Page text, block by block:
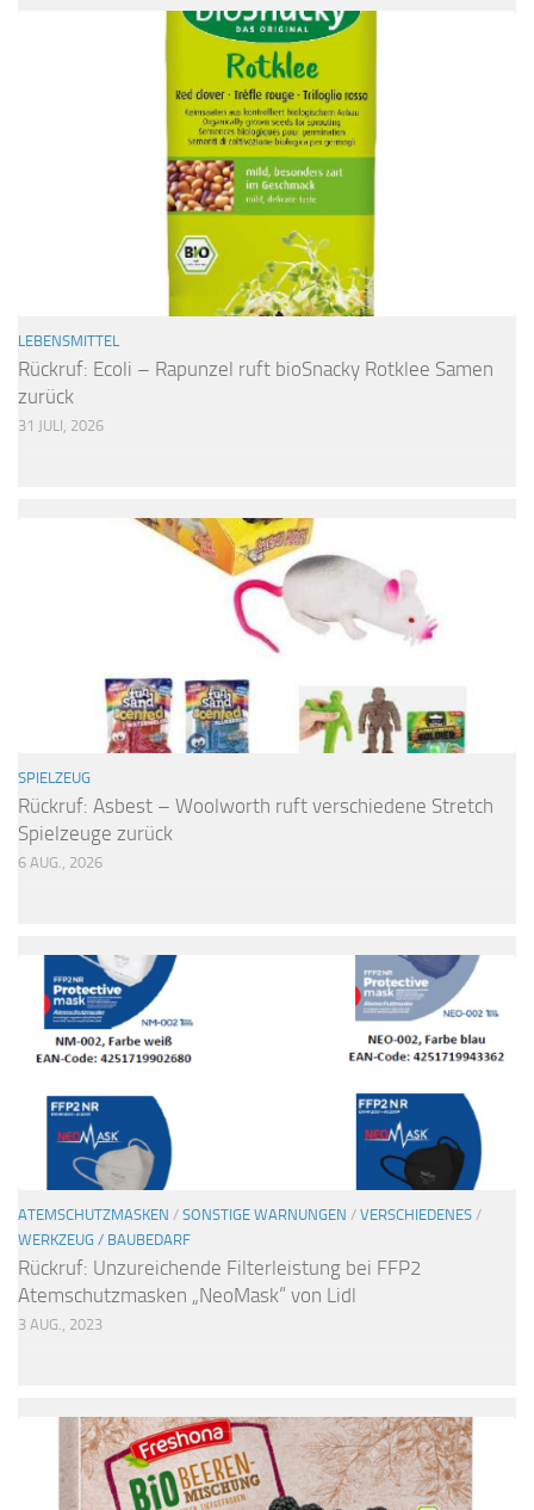
LEBENSMITTEL
Rückruf: Ecoli – Rapunzel ruft bioSnacky Rotklee Samen
zurück
31 JULI, 2026
SPIELZEUG
Rückruf: Asbest – Woolworth ruft verschiedene Stretch
Spielzeuge zurück
6 AUG., 2026
ATEMSCHUTZMASKEN / SONSTIGE WARNUNGEN / VERSCHIEDENES /
WERKZEUG / BAUBEDARF
Rückruf: Unzureichende Filterleistung bei FFP2
Atemschutzmasken „NeoMask“ von Lidl
3 AUG., 2023